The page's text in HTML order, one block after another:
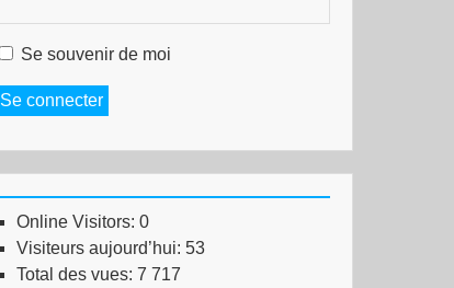
Se souvenir de moi
Se connecter
Online Visitors: 0
Visiteurs aujourd’hui: 53
Total des vues: 7 717